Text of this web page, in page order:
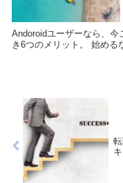
Andoroidユーザーなら、
き6つのメリット。 始める